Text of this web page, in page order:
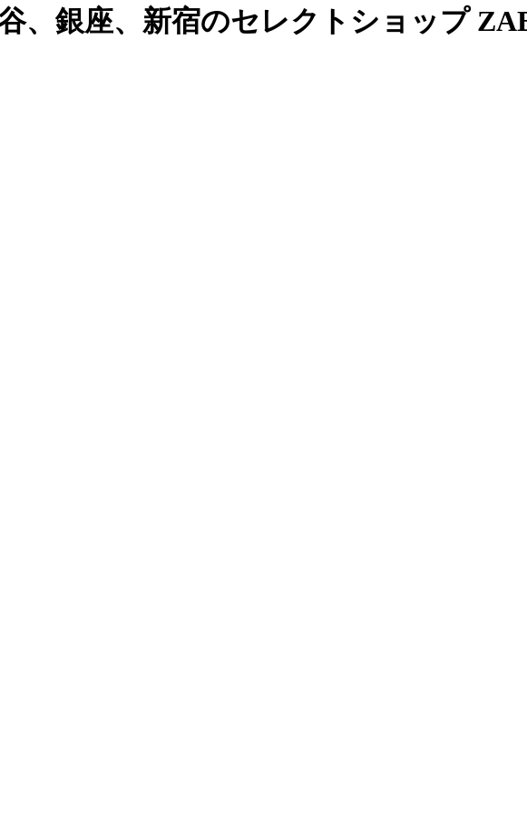
、銀座、新宿のセレクトショップ